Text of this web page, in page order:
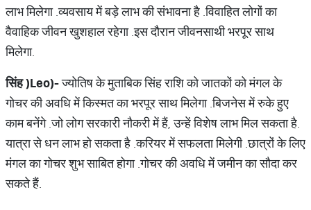
लाभ मिलेगा.व्यवसाय में बड़े लाभ की संभावना है .विवाहित लोगों का
वैवाहिक जीवन खुशहाल रहेगा.इस दौरान जीवनसाथी भरपूर साथ
मिलेगा.
सिंह(Leo)-ज्योतिष के मुताबिक सिंह राशि को जातकों को मंगल के
गोचर की अवधि में किस्मत का भरपूर साथ मिलेगा.बिजनेस में रुके हुए
काम बनेंगे.जो लोग सरकारी नौकरी में हैं, उन्हें विशेष लाभ मिल सकता है.
यात्रा से धन लाभ हो सकता है .करियर में सफलता मिलेगी.छात्रों के लिए
मंगल का गोचर शुभ साबित होगा.गोचर की अवधि में जमीन का सौदा कर
सकते हैं.